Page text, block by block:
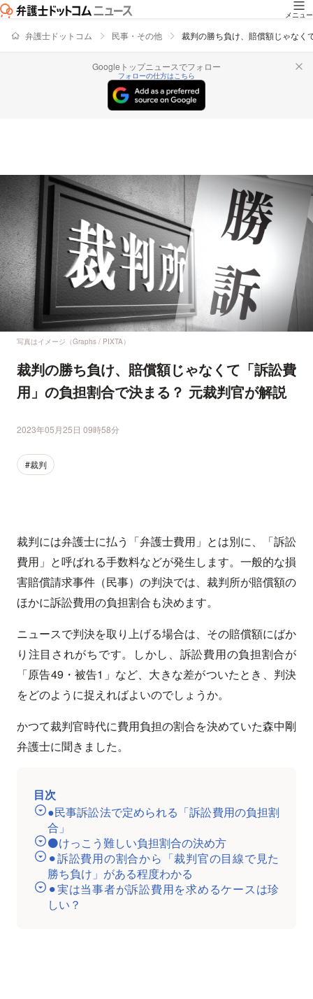
メニュー
弁護士ドットコム 民事・その他 裁判の勝ち負け、賠償額じゃなく
Googleトップニュースでフォロー
フォローの仕方はこちら
写真はイメージ（Graphs / PIXTA）
裁判の勝ち負け、賠償額じゃなくて「訴訟費
用」の負担割合で決まる？ 元裁判官が解説
2023年05月25日 09時58分
#裁判
裁判には弁護士に払う「弁護士費用」とは別に、「訴訟
費用」と呼ばれる手数料などが発生します。一般的な損
害賠償請求事件（民事）の判決では、裁判所が賠償額の
ほかに訴訟費用の負担割合も決めます。
ニュースで判決を取り上げる場合は、その賠償額にばか
り注目されがちです。しかし、訴訟費用の負担割合が
「原告49・被告1」など、大きな差がついたとき、判決
をどのように捉えればよいのでしょうか。
かつて裁判官時代に費用負担の割合を決めていた森中剛
弁護士に聞きました。
目次
●民事訴訟法で定められる「訴訟費用の負担割
合」
⚫️けっこう難しい負担割合の決め方
⚫︎訴訟費用の割合から「裁判官の目線で見た
勝ち負け」がある程度わかる
⚫︎実は当事者が訴訟費用を求めるケースは珍
しい？